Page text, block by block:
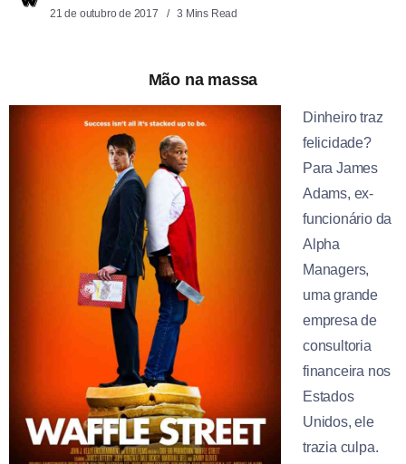
21 de outubro de 2017 3 Mins Read
Mão na massa
Dinheiro traz
felicidade?
Para James
Adams, ex-
funcionário da
Alpha
Managers,
uma grande
empresa de
consultoria
financeira nos
Estados
Unidos, ele
trazia culpa.